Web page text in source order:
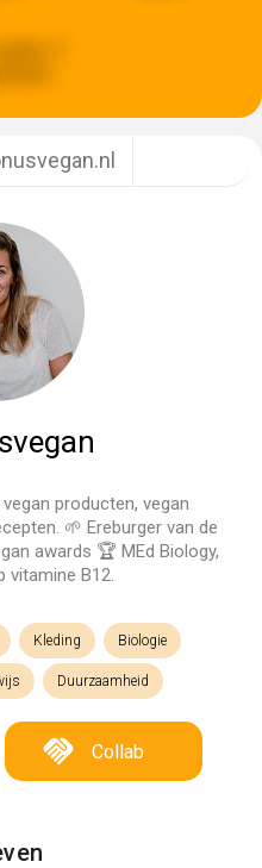
producten, vegan
🌱 Ereburger van de
awards 🏆 MEd Biology,
vitamine B12.
Kleding Biologie
Duurzaamheid
Collab